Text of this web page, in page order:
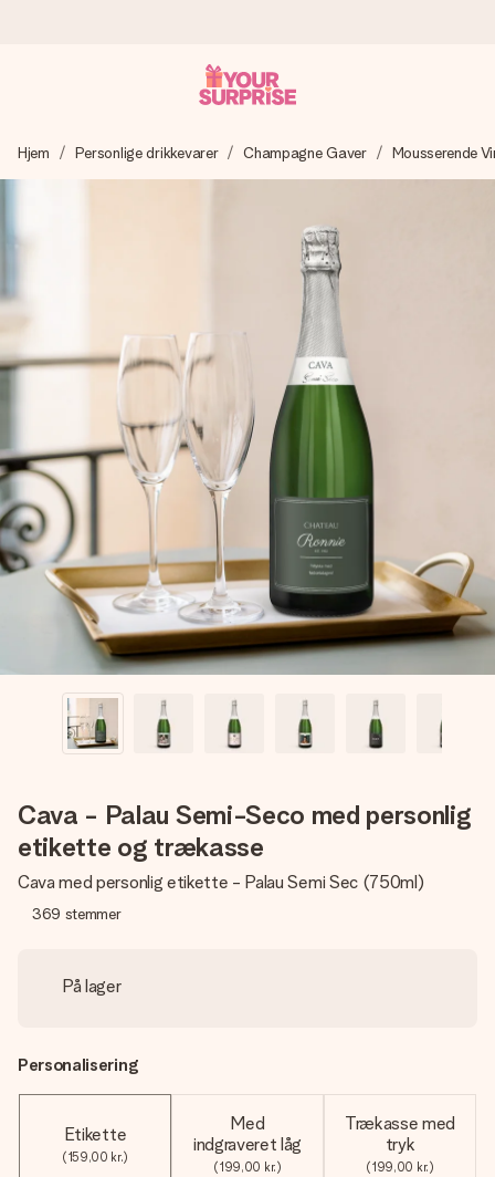
Vi laver din gave med omhu og sender den lynhurtigt – så
du kan give den på det helt rette tidspunkt, når den
4,7 (baseret på +15.000 anmeldelser)
Vores gaver inspirerer. Kunderne giver os 4,7 på Google
Reviews.
Gratis kort med hilsen
Lav noget særligt i blot få trin – med hendes navn, et
billede af dig eller en besked, der går lige i hendes hjerte.
Intet besvær men udelukkende en masse kærlighed i
øjeblikket.
Hjem Personlige drikkevarer Champagne Gaver Mousserende
Cava - Palau Semi-Seco med personlig
etikette og trækasse
Cava med personlig etikette - Palau Semi Sec (750ml)
369 stemmer
På lager
Personalisering
Etikette
(159,00 kr.)
Med
indgraveret låg
(199,00 kr.)
Trækasse med
tryk
(199,00 kr.)